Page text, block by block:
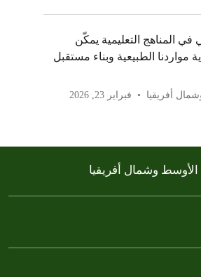
في المناهج التعليمية يمكّن
مواردنا الطبيعية وبناء مستقبل
أفريقيا فبراير 23, 2026